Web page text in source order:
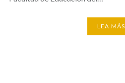
LEA MÁS